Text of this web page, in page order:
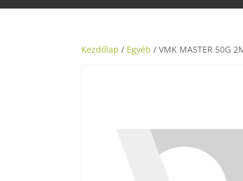
Kezdőlap / Egyéb / VMK MASTER 50G